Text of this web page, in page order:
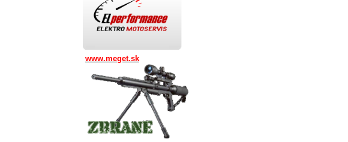
www.meget.sk